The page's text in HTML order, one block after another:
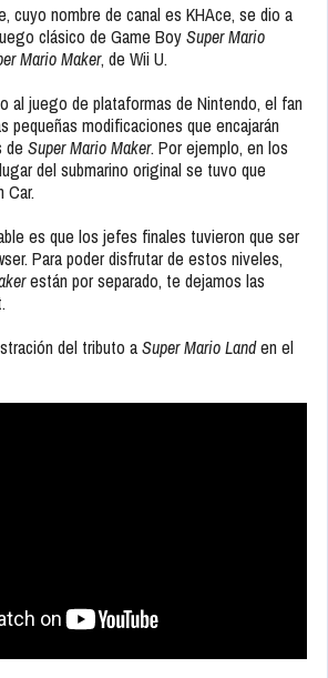
cuyo nombre de canal es KHAce, se dio a
clásico de Game BoySuper Mario
Mario Maker, de Wii U.
al juego de plataformas de Nintendo, el fan
pequeñas modificaciones que encajarán
de Super Mario Maker. Por ejemplo, en los
del submarino original se tuvo que
Car.
es que los jefes finales tuvieron que ser
Para poder disfrutar de estos niveles,
están por separado, te dejamos las
del tributo aSuper Mario Landen el